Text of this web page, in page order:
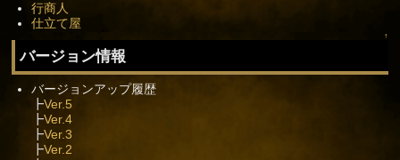
行商人
仕立て屋
↑
バージョン情報
バージョンアップ履歴
┣Ver.5
┣Ver.4
┣Ver.3
┣Ver.2